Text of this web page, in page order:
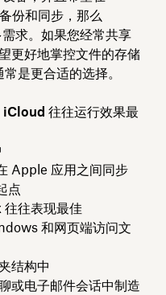
份和同步，那么
求。如果您经常共享
更好地掌控文件的存储
是更合适的选择。
往往运行效果最
Apple 应用之间同步
点
往表现最佳
和网页端访问文
结构中
或电子邮件会话中制造